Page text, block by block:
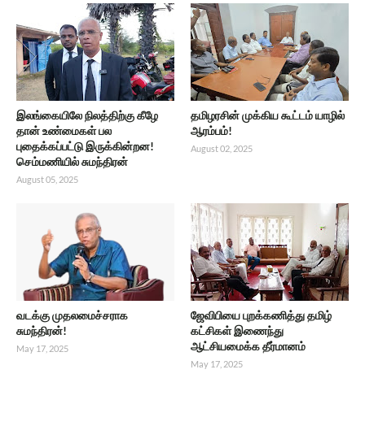
இலங்கையிலே நிலத்திற்கு கீழே
தான் உண்மைகள் பல
புதைக்கப்பட்டு இருக்கின்றன!
செம்மணியில் சுமந்திரன்
August 05, 2025
தமிழரசின் முக்கிய கூட்டம் யாழில்
ஆரம்பம்!
August 02, 2025
வடக்கு முதலமைச்சராக
சுமந்திரன்!
May 17, 2025
ஜேவிபியை புறக்கணித்து தமிழ்
கட்சிகள் இணைந்து
ஆட்சியமைக்க தீர்மானம்
May 17, 2025